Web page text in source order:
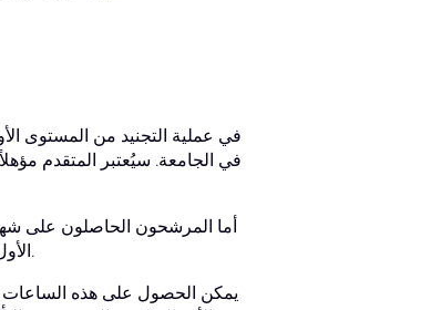
في الجامعة. سيُعتبر المتقدم
أما المرشحون الحاصلون على
الأول، فيجب عليهم إكمال 15 ساعة معتمدة على الأقل في الجامعة (فصل دراسي واحد).
يمكن الحصول على هذه الساعات